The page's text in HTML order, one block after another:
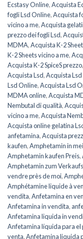
Ecstasy Online,Acquista
fogli Lsd Online,Acquista
vicino a me,Acquista
prezzo dei fogli Lsd,
MDMA,Acquista K-2
K-2 Sheets vicino a me,
Acquista K-2 SpiceS prezzo,
Acquista Lsd,Acquista
Lsd Online,Acquista Lsd
MDMA online,Acquista
Nembutal di qualità,
vicino a me,Acquista
Acquista online gelatina
anfetamina,Acquista
kaufen,Amphetamin in
Amphetamin kaufen Preis,
Amphetamin zum
vendre près de moi,
Amphétamine liquide à
vendita,Anfetamina en
Anfetamina in vendita,
Anfetamina liquida in
Anfetamina líquida para el
venta,Anfetamina liquida